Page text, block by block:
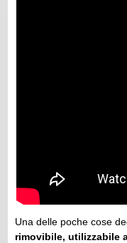
Una delle poche cose
rimovibile, utilizzabile